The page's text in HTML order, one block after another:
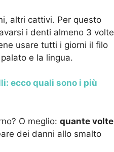
altri cattivi. Per questo
i denti almeno 3 volte
usare tutti i giorni il filo
e la lingua.
ecco quali sono i più
O meglio: quante volte
dei danni allo smalto